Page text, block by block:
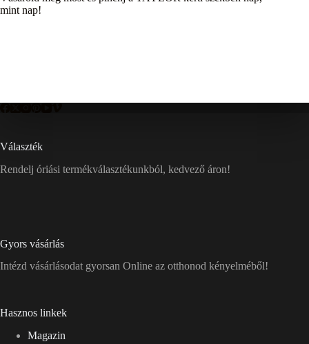
mint nap!
Választék
Rendelj óriási termékválasztékunkból, kedvező áron!
Gyors vásárlás
Intézd vásárlásodat gyorsan Online az otthonod kényelméből!
Hasznos linkek
Magazin